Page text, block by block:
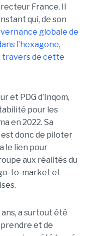
France. Il
qui, de son
globale de
l’hexagone,
travers de cette
et PDG d’Inqom,
pour les
en 2022. Sa
est donc de piloter
le lien pour
aux réalités du
to-market et
a surtout été
et de